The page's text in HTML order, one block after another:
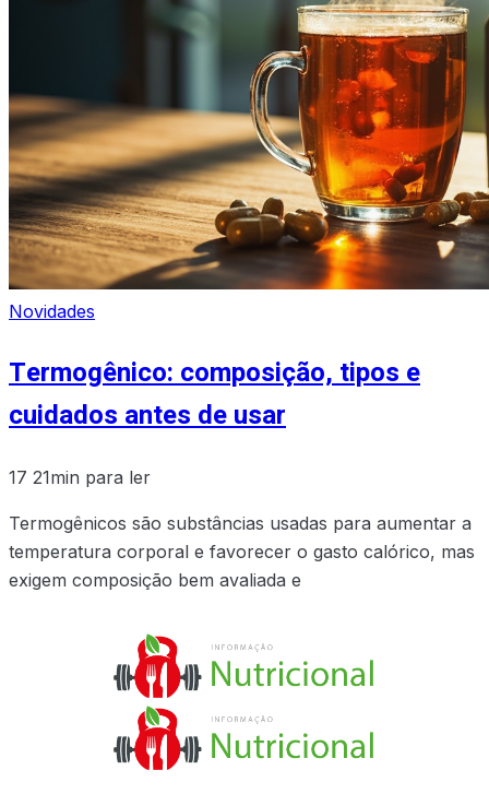
Novidades
Termogênico: composição, tipos e
cuidados antes de usar
17 21min para ler
Termogênicos são substâncias usadas para aumentar a
temperatura corporal e favorecer o gasto calórico, mas
exigem composição bem avaliada e